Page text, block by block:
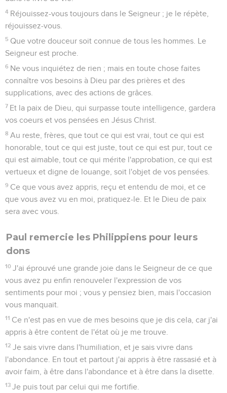
4 Réjouissez-vous toujours dans le Seigneur ; je le répète,
réjouissez-vous.
5 Que votre douceur soit connue de tous les hommes. Le
Seigneur est proche.
6 Ne vous inquiétez de rien ; mais en toute chose faites
connaître vos besoins à Dieu par des prières et des
supplications, avec des actions de grâces.
7 Et la paix de Dieu, qui surpasse toute intelligence, gardera
vos coeurs et vos pensées en Jésus Christ.
8 Au reste, frères, que tout ce qui est vrai, tout ce qui est
honorable, tout ce qui est juste, tout ce qui est pur, tout ce
qui est aimable, tout ce qui mérite l'approbation, ce qui est
vertueux et digne de louange, soit l'objet de vos pensées.
9 Ce que vous avez appris, reçu et entendu de moi, et ce
que vous avez vu en moi, pratiquez-le. Et le Dieu de paix
sera avec vous.
Paul remercie les Philippiens pour leurs
dons
10 J'ai éprouvé une grande joie dans le Seigneur de ce que
vous avez pu enfin renouveler l'expression de vos
sentiments pour moi ; vous y pensiez bien, mais l'occasion
vous manquait.
11 Ce n'est pas en vue de mes besoins que je dis cela, car j'ai
appris à être content de l'état où je me trouve.
12 Je sais vivre dans l'humiliation, et je sais vivre dans
l'abondance. En tout et partout j'ai appris à être rassasié et à
avoir faim, à être dans l'abondance et à être dans la disette.
13 Je puis tout par celui qui me fortifie.